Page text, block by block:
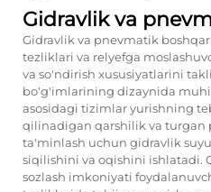
Gidravlik va
Gidravlik va pnevmatik
tezliklari va relyefga
va so'ndirish xususiyatlarini
bo'g'imlarining dizaynida
asosidagi tizimlar yurishning
qilinadigan qarshilik va turgan
ta'minlash uchun gidravlik
siqilishini va oqishini ishlatadi.
sozlash imkoniyati